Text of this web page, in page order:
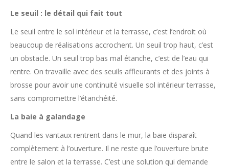
Le seuil : le détail qui fait tout
Le seuil entre le sol intérieur et la terrasse, c’est l’endroit où
beaucoup de réalisations accrochent. Un seuil trop haut, c’est
un obstacle. Un seuil trop bas mal étanche, c’est de l’eau qui
rentre. On travaille avec des seuils affleurants et des joints à
brosse pour avoir une continuité visuelle sol intérieur terrasse,
sans compromettre l’étanchéité.
La baie à galandage
Quand les vantaux rentrent dans le mur, la baie disparaît
complètement à l’ouverture. Il ne reste que l’ouverture brute
entre le salon et la terrasse. C’est une solution qui demande